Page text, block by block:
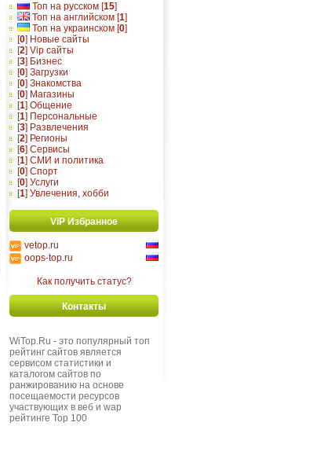
Топ на русском [15]
Топ на английском [1]
Топ на украинском [0]
[0] Новые сайты
[2] Vip сайты
[3] Бизнес
[0] Загрузки
[0] Знакомства
[0] Магазины
[1] Общение
[1] Персональные
[3] Развлечения
[2] Регионы
[6] Сервисы
[1] СМИ и политика
[0] Спорт
[0] Услуги
[1] Увлечения, хобби
ViP Избранное
vetop.ru
oops-top.ru
Как получить статус?
Контакты
WiTop.Ru - это популярный топ
рейтинг сайтов является
сервисом статистики и
каталогом сайтов по
ранжированию на основе
посещаемости ресурсов
участвующих в веб и wap
рейтинге Top 100